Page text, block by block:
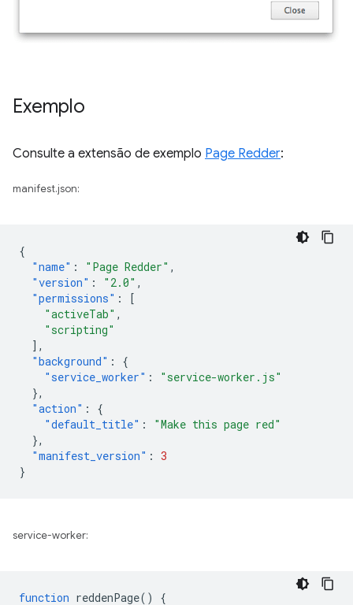
Exemplo
Consulte a extensão de exemplo Page Redder:
manifest.json:
{
"name" : "Page Redder" ,
"version" : "2.0" ,
"permissions" :
[
"activeTab" ,
"scripting"
],
"background" :
{
"service_worker" :
"service-worker.js"
},
"action" :
{
"default_title" :
"Make this page red"
},
"manifest_version" : 3
}
service-worker:
function reddenPage() {